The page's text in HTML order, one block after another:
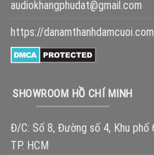
audiokhangphudat@gmail.com
https://
SHOWROOM HỒ CHÍ MINH
Đ/C: Số 8, Đường số 4, Khu phố
TP. HCM